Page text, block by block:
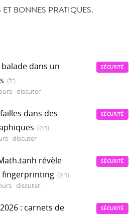
ET BONNES PRATIQUES.
dans un
(fr)
discuter
SÉCURITÉ
dans des
(en)
discuter
SÉCURITÉ
révèle
fingerprinting (en)
discuter
SÉCURITÉ
: carnets de
SÉCURITÉ